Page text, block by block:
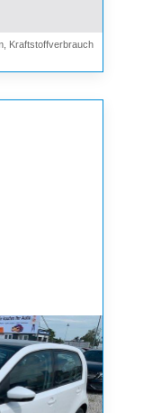
Kraftstoffverbrauch